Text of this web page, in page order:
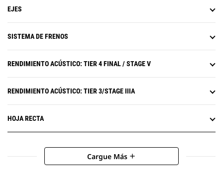
EJES
SISTEMA DE FRENOS
RENDIMIENTO ACÚSTICO: TIER 4 FINAL / STAGE V
RENDIMIENTO ACÚSTICO: TIER 3/STAGE IIIA
HOJA RECTA
Cargue Más add